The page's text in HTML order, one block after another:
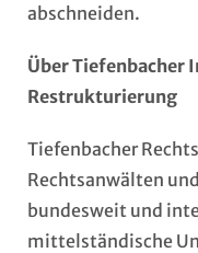
abschneiden.
Über Tiefenbacher
Restrukturierung
Tiefenbacher
Rechtsanwälten
bundesweit und
mittelständische